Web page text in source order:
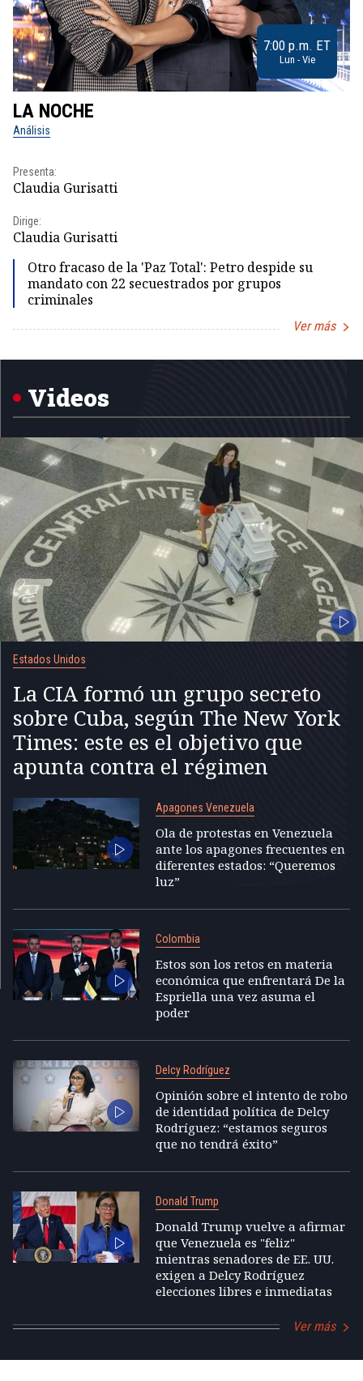
7:00 p.m. ET
Lun - Vie
LA NOCHE
Análisis
Presenta:
Claudia Gurisatti
Dirige:
Claudia Gurisatti
Otro fracaso de la 'Paz Total': Petro despide su
mandato con 22 secuestrados por grupos
criminales
Ver más
1
Videos
Estados Unidos
La CIA formó un grupo secreto
sobre Cuba, según The New York
Times: este es el objetivo que
apunta contra el régimen
Apagones Venezuela
Ola de protestas en Venezuela
ante los apagones frecuentes en
diferentes estados: “Queremos
luz”
Colombia
Estos son los retos en materia
económica que enfrentará De la
Espriella una vez asuma el
poder
Delcy Rodríguez
Opinión sobre el intento de robo
de identidad política de Delcy
Rodríguez: “estamos seguros
que no tendrá éxito”
Donald Trump
Donald Trump vuelve a afirmar
que Venezuela es "feliz"
mientras senadores de EE. UU.
exigen a Delcy Rodríguez
elecciones libres e inmediatas
Ver más